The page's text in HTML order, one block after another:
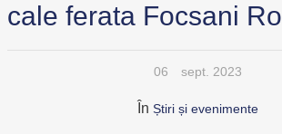
cale ferata Focsani
06 sept. 2023
În Știri și evenimente